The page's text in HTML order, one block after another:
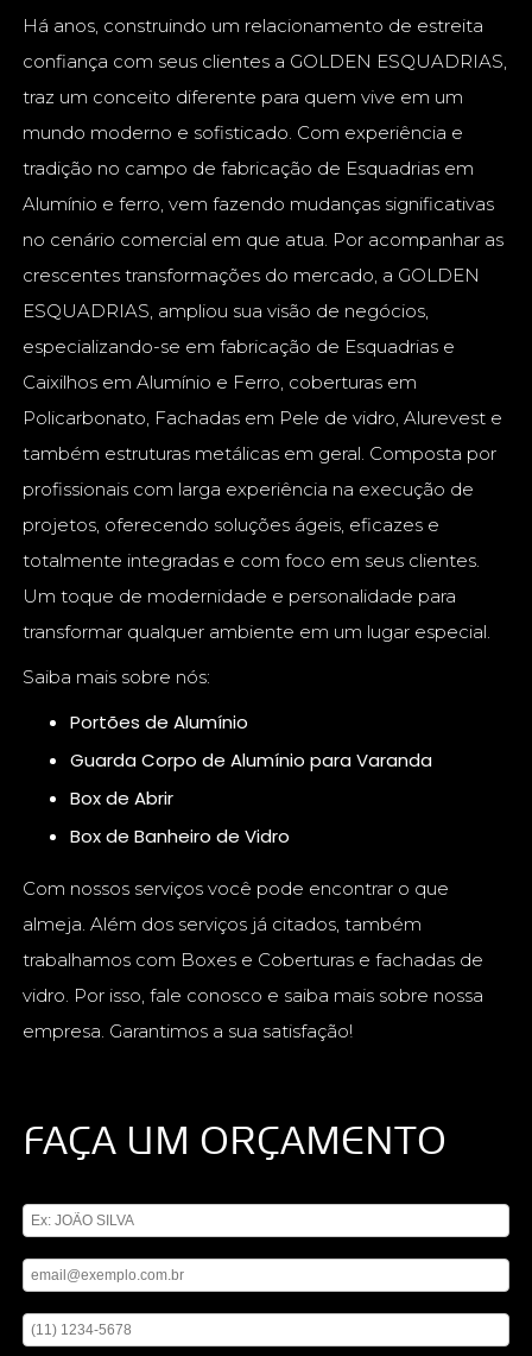
Há anos, construindo um relacionamento de estreita
confiança com seus clientes a GOLDEN ESQUADRIAS,
traz um conceito diferente para quem vive em um
mundo moderno e sofisticado. Com experiência e
tradição no campo de fabricação de Esquadrias em
Alumínio e ferro, vem fazendo mudanças significativas
no cenário comercial em que atua. Por acompanhar as
crescentes transformações do mercado, a GOLDEN
ESQUADRIAS, ampliou sua visão de negócios,
especializando-se em fabricação de Esquadrias e
Caixilhos em Alumínio e Ferro, coberturas em
Policarbonato, Fachadas em Pele de vidro, Alurevest e
também estruturas metálicas em geral. Composta por
profissionais com larga experiência na execução de
projetos, oferecendo soluções ágeis, eficazes e
totalmente integradas e com foco em seus clientes.
Um toque de modernidade e personalidade para
transformar qualquer ambiente em um lugar especial.
Saiba mais sobre nós:
Portões de Alumínio
Guarda Corpo de Alumínio para Varanda
Box de Abrir
Box de Banheiro de Vidro
Com nossos serviços você pode encontrar o que
almeja. Além dos serviços já citados, também
trabalhamos com Boxes e Coberturas e fachadas de
vidro. Por isso, fale conosco e saiba mais sobre nossa
empresa. Garantimos a sua satisfação!
FAÇA UM ORÇAMENTO